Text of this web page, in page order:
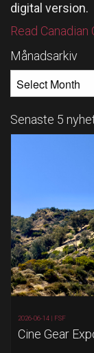
digital version.
Read
Månadsarkiv
Senaste 5
2026-06-14 | FSF
Cine Gear